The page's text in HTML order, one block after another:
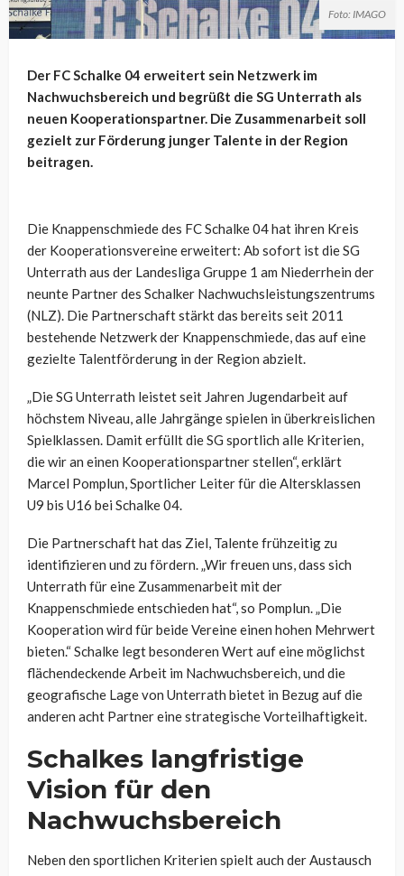
Foto: IMAGO
Der FC Schalke 04 erweitert sein Netzwerk im
Nachwuchsbereich und begrüßt die SG Unterrath als
neuen Kooperationspartner. Die Zusammenarbeit soll
gezielt zur Förderung junger Talente in der Region
beitragen.
Die Knappenschmiede des FC Schalke 04 hat ihren Kreis
der Kooperationsvereine erweitert: Ab sofort ist die SG
Unterrath aus der Landesliga Gruppe 1 am Niederrhein der
neunte Partner des Schalker Nachwuchsleistungszentrums
(NLZ). Die Partnerschaft stärkt das bereits seit 2011
bestehende Netzwerk der Knappenschmiede, das auf eine
gezielte Talentförderung in der Region abzielt.
„Die SG Unterrath leistet seit Jahren Jugendarbeit auf
höchstem Niveau, alle Jahrgänge spielen in überkreislichen
Spielklassen. Damit erfüllt die SG sportlich alle Kriterien,
die wir an einen Kooperationspartner stellen“, erklärt
Marcel Pomplun, Sportlicher Leiter für die Altersklassen
U9 bis U16 bei Schalke 04.
Die Partnerschaft hat das Ziel, Talente frühzeitig zu
identifizieren und zu fördern. „Wir freuen uns, dass sich
Unterrath für eine Zusammenarbeit mit der
Knappenschmiede entschieden hat“, so Pomplun. „Die
Kooperation wird für beide Vereine einen hohen Mehrwert
bieten.“ Schalke legt besonderen Wert auf eine möglichst
flächendeckende Arbeit im Nachwuchsbereich, und die
geografische Lage von Unterrath bietet in Bezug auf die
anderen acht Partner eine strategische Vorteilhaftigkeit.
Schalkes langfristige
Vision für den
Nachwuchsbereich
Neben den sportlichen Kriterien spielt auch der Austausch